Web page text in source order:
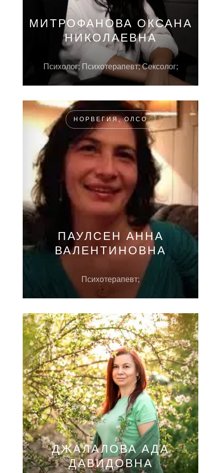
МИТРОФАНОВА ОКСАНА
НИКОЛАЕВНА
Психолог; Психотерапевт; Сексолог;
НОРВЕГИЯ, ОЛСО
ПАУЛСЕН АННА
ВАЛЕНТИНОВНА
Психотерапевт;
ИЗРАИЛЬ, ХАЙФА
ДЖАЛАЛОВА АДА
ДАВИДОВНА